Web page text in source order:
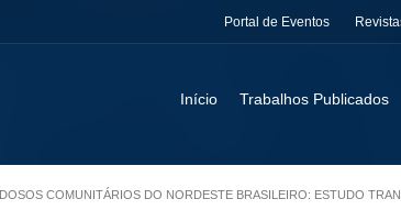
Portal de Eventos
Início Trabalhos Publicados
COMUNITÁRIOS DO NORDESTE BRASILEIRO: ESTUDO